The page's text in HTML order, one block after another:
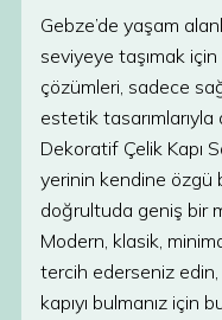
Gebze’de yaşam
seviyeye taşımak
çözümleri, sadece
estetik
Dekoratif Çelik Kapı
yerinin kendine özgü
doğrultuda geniş bir
Modern, klasik,
tercih ederseniz edin,
kapıyı bulmanız için